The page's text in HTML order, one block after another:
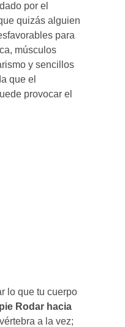
dado por el
quizás alguien
para
músculos
y sencillos
que el
provocar el
lo que tu cuerpo
Rodar hacia
a la vez;